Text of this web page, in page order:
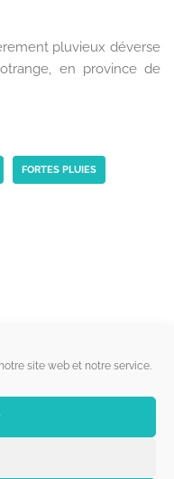
site web et notre service.
pluvieux déverse
en province de
FORTES PLUIES